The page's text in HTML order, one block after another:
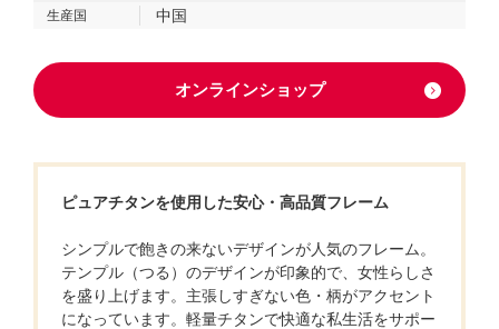
生産国 中国
オンラインショップ
ピュアチタンを使用した安心・高品質フレーム
シンプルで飽きの来ないデザインが人気のフレーム。
テンプル（つる）のデザインが印象的で、女性らしさ
を盛り上げます。主張しすぎない色・柄がアクセント
になっています。軽量チタンで快適な私生活をサポー